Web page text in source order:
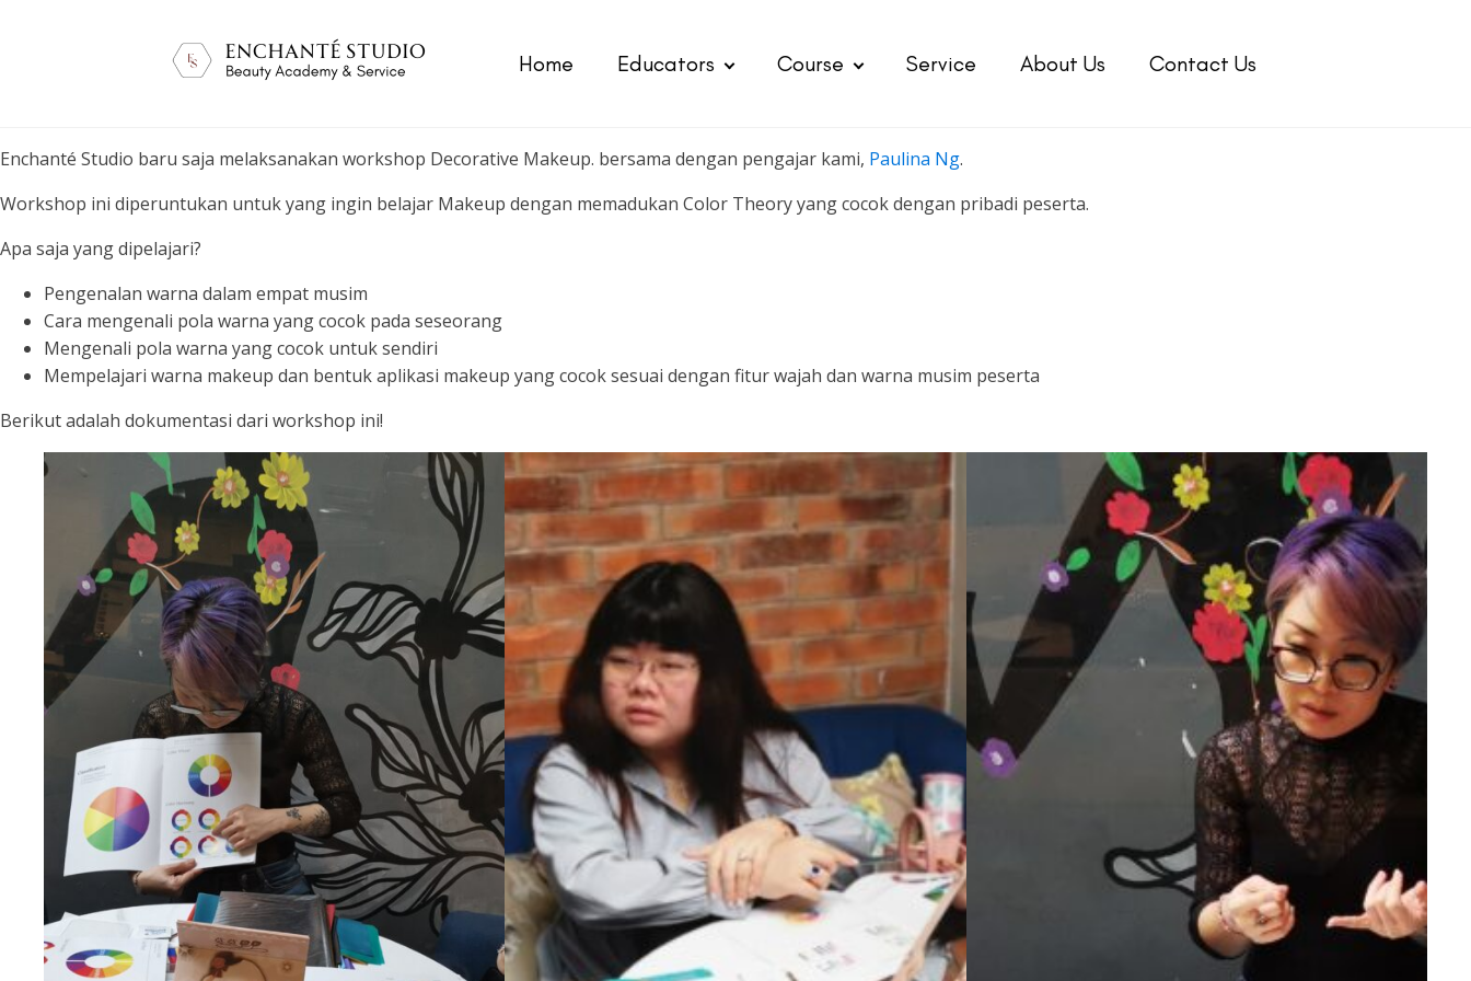
Home Educators Course Service About Us Contact Us
Enchanté Studio baru saja melaksanakan workshop Decorative Makeup. bersama dengan pengajar kami, Paulina Ng.
Workshop ini diperuntukan untuk yang ingin belajar Makeup dengan memadukan Color Theory yang cocok dengan pribadi peserta.
Apa saja yang dipelajari?
Pengenalan warna dalam empat musim
Cara mengenali pola warna yang cocok pada seseorang
Mengenali pola warna yang cocok untuk sendiri
Mempelajari warna makeup dan bentuk aplikasi makeup yang cocok sesuai dengan fitur wajah dan warna musim peserta
Berikut adalah dokumentasi dari workshop ini!